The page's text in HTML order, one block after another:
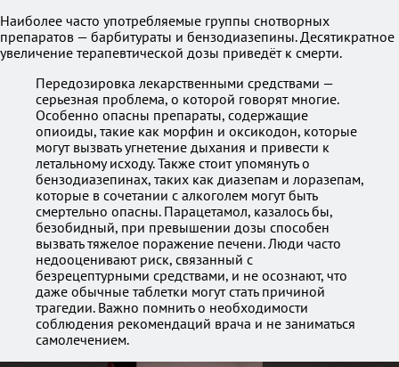
Наиболее часто употребляемые группы снотворных
препаратов — барбитураты и бензодиазепины. Десятикратное
увеличение терапевтической дозы приведёт к смерти.
Передозировка лекарственными средствами —
серьезная проблема, о которой говорят многие.
Особенно опасны препараты, содержащие
опиоиды, такие как морфин и оксикодон, которые
могут вызвать угнетение дыхания и привести к
летальному исходу. Также стоит упомянуть о
бензодиазепинах, таких как диазепам и лоразепам,
которые в сочетании с алкоголем могут быть
смертельно опасны. Парацетамол, казалось бы,
безобидный, при превышении дозы способен
вызвать тяжелое поражение печени. Люди часто
недооценивают риск, связанный с
безрецептурными средствами, и не осознают, что
даже обычные таблетки могут стать причиной
трагедии. Важно помнить о необходимости
соблюдения рекомендаций врача и не заниматься
самолечением.